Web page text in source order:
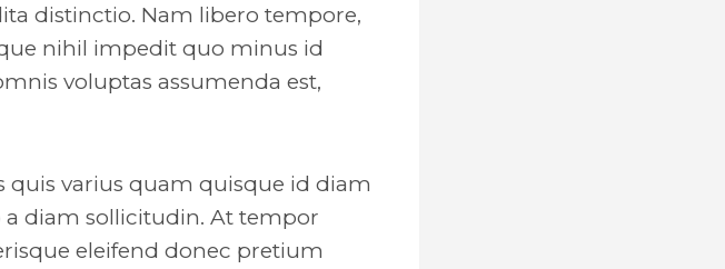
distinctio. Nam libero tempore,
nihil impedit quo minus id
voluptas assumenda est,
quis varius quam quisque id diam
diam sollicitudin. At tempor
eleifend donec pretium